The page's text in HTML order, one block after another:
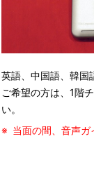
英語、中国語、韓国
ご希望の方は、1階
い。
当面の間、音声